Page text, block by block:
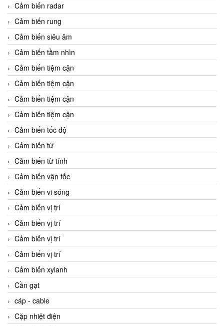
Cảm biến radar
Cảm biến rung
Cảm biến siêu âm
Cảm biến tầm nhìn
Cảm biến tiệm cận
Cảm biến tiệm cận
Cảm biến tiệm cận
Cảm biến tiệm cận
Cảm biến tốc độ
Cảm biến từ
Cảm biến từ tính
Cảm biến vận tốc
Cảm biến vi sóng
Cảm biến vị trí
Cảm biến vị trí
Cảm biến vị trí
Cảm biến vị trí
Cảm biến xylanh
Cần gạt
cáp - cable
Cặp nhiệt điện